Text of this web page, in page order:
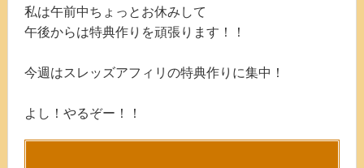
私は午前中ちょっとお休みして
午後からは特典作りを頑張ります！！
今週はスレッズアフィリの特典作りに集中！
よし！やるぞー！！